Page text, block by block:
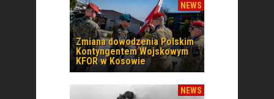
NEWS
Zmiana dowodzenia Polskim
Kontyngentem Wojskowym
KFOR w Kosowie
NEWS